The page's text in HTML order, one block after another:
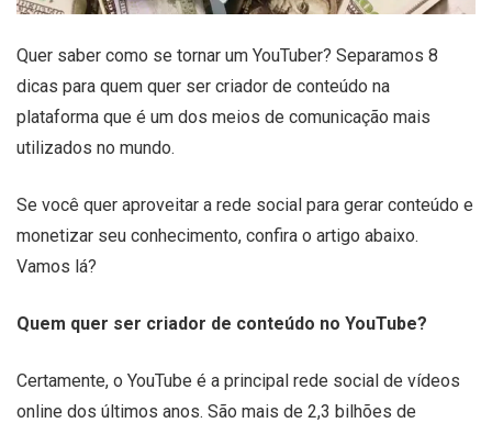
Quer saber como se tornar um YouTuber? Separamos 8
dicas para quem quer ser criador de conteúdo na
plataforma que é um dos meios de comunicação mais
utilizados no mundo.
Se você quer aproveitar a rede social para gerar conteúdo e
monetizar seu conhecimento, confira o artigo abaixo.
Vamos lá?
Quem quer ser criador de conteúdo no YouTube?
Certamente, o YouTube é a principal rede social de vídeos
online dos últimos anos. São mais de 2,3 bilhões de